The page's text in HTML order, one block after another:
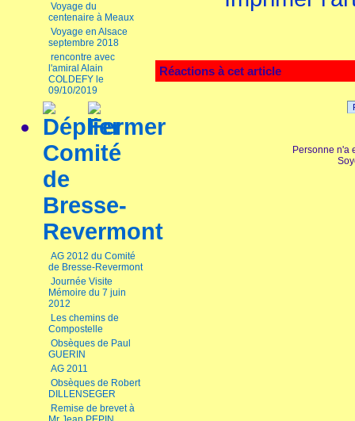
Voyage du
centenaire à Meaux
Voyage en Alsace
septembre 2018
rencontre avec
l'amiral Alain
COLDEFY le
09/10/2019
Comité
de
Bresse-
Revermont
AG 2012 du Comité
de Bresse-Revermont
Journée Visite
Mémoire du 7 juin
2012
Les chemins de
Compostelle
Obsèques de Paul
GUERIN
AG 2011
Obsèques de Robert
DILLENSEGER
Remise de brevet à
Réactions à cet article
Personne n'a